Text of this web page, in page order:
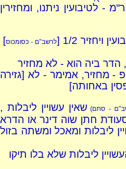
- לטיבועין ניתנו, ומחזירין
ויחזיר 1/2 [
לרשב"ם - כסומכוס]
ביה הוא - לא מחזיר
- מחזיר, אמימר - לא [גזירה
באחותה]
- סתם) שאין עשויין ליבלות ,
חתן שוה דינר או הדרא
ליבלות ומאכל ומשתה בזול
ליבלות שלא בלו תיקו